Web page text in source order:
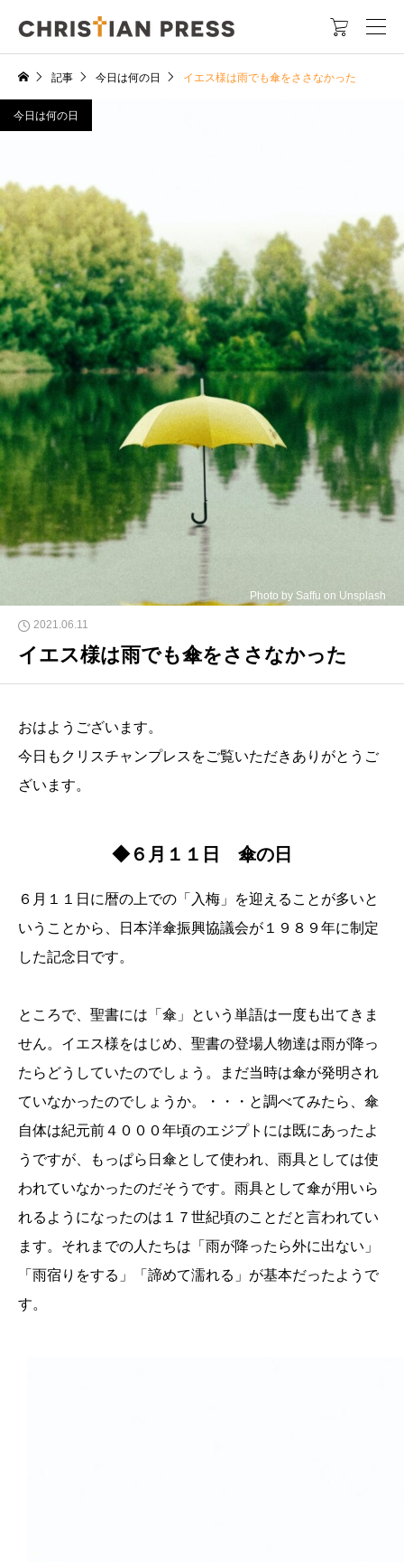

記事 今日は何の日 イエス様は雨でも傘をささなかった
Photo by Saffu on Unsplash
今日は何の日
2021.06.11
イエス様は雨でも傘をささなかった
おはようございます。
今日もクリスチャンプレスをご覧いただきありがとうご
ざいます。
◆６月１１日 傘の日
６月１１日に暦の上での「入梅」を迎えることが多いと
いうことから、日本洋傘振興協議会が１９８９年に制定
した記念日です。
ところで、聖書には「傘」という単語は一度も出てきま
せん。イエス様をはじめ、聖書の登場人物達は雨が降っ
たらどうしていたのでしょう。まだ当時は傘が発明され
ていなかったのでしょうか。・・・と調べてみたら、傘
自体は紀元前４０００年頃のエジプトには既にあったよ
うですが、もっぱら日傘として使われ、雨具としては使
われていなかったのだそうです。雨具として傘が用いら
れるようになったのは１７世紀頃のことだと言われてい
ます。それまでの人たちは「雨が降ったら外に出ない」
「雨宿りをする」「諦めて濡れる」が基本だったようで
す。